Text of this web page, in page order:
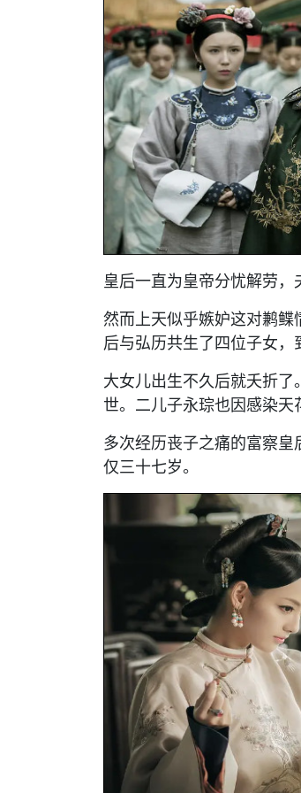
皇后一直为皇帝分忧解劳，
然而上天似乎嫉妒这对鹣
后与弘历共生了四位子女，
大女儿出生不久后就夭折
世。二儿子永琮也因感染天
多次经历丧子之痛的富察
仅三十七岁。